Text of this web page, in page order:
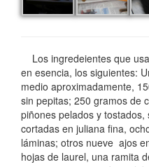
Los ingredeientes que
en esencia, los siguientes:
medio aproximadamente,
sin pepitas; 250 gramos de
piñones pelados y
cortadas en juliana fina,
láminas; otros nueve ajos
hojas de laurel, una ramita